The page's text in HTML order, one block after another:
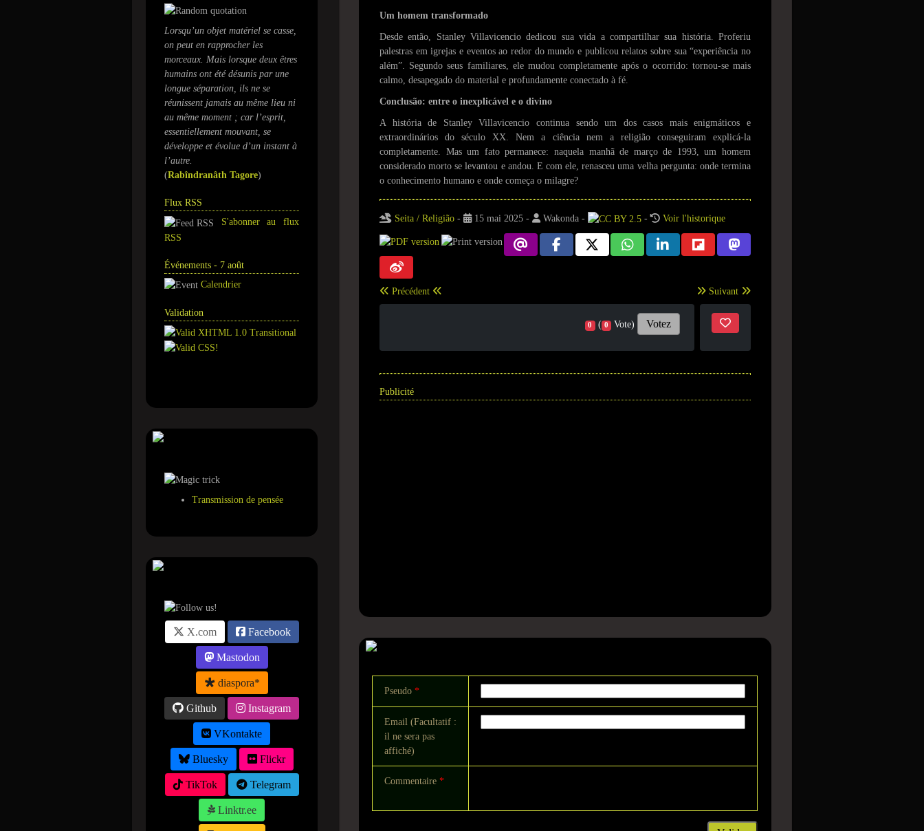
Lorsqu’un objet matériel se casse,
on peut en rapprocher les
morceaux. Mais lorsque deux êtres
humains ont été désunis par une
longue séparation, ils ne se
réunissent jamais au même lieu ni
au même moment ; car l’esprit,
essentiellement mouvant, se
développe et évolue d’un instant à
l’autre.
(Rabîndranâth Tagore)
Flux RSS
S'abonner au flux
RSS
Événements - 7 août
Calendrier
Validation
Transmission de pensée
X.com Facebook
Mastodon
diaspora*
Github Instagram
VKontakte
Bluesky Flickr
TikTok Telegram
Linktr.ee
Um homem transformado
Desde então, Stanley Villavicencio dedicou sua vida a compartilhar sua história. Proferiu
palestras em igrejas e eventos ao redor do mundo e publicou relatos sobre sua “experiência no
além”. Segundo seus familiares, ele mudou completamente após o ocorrido: tornou-se mais
calmo, desapegado do material e profundamente conectado à fé.
Conclusão: entre o inexplicável e o divino
A história de Stanley Villavicencio continua sendo um dos casos mais enigmáticos e
extraordinários do século XX. Nem a ciência nem a religião conseguiram explicá-la
completamente. Mas um fato permanece: naquela manhã de março de 1993, um homem
considerado morto se levantou e andou. E com ele, renasceu uma velha pergunta: onde termina
o conhecimento humano e onde começa o milagre?
Seita / Religião - 15 mai 2025 - Wakonda - - Voir l'historique
Précédent Suivant
0 ( 0 Vote) Votez
Publicité
Pseudo *
Email (Facultatif :
il ne sera pas
affiché)
Commentaire *